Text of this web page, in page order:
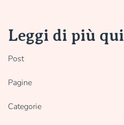
Leggi di più qui
Post
Pagine
Categorie